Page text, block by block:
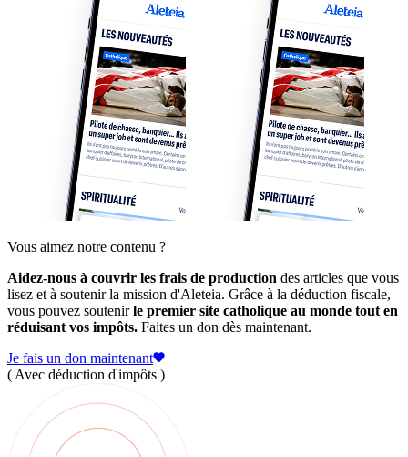
Vous aimez notre contenu ?
Aidez-nous à couvrir les frais de production des articles que vous
lisez et à soutenir la mission d'Aleteia. Grâce à la déduction fiscale,
vous pouvez soutenirle premier site catholique au monde tout en
réduisant vos impôts. Faites un don dès maintenant.
Je fais un don maintenant
( Avec déduction d'impôts )